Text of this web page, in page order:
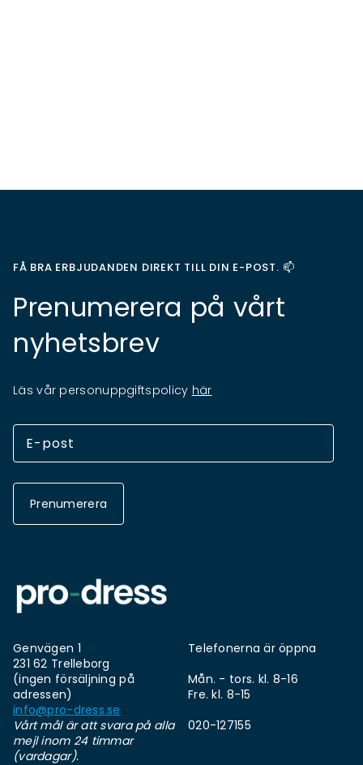
FÅ BRA ERBJUDANDEN DIREKT TILL DIN E-POST. 📫
Prenumerera på vårt
nyhetsbrev
Läs vår personuppgiftspolicy här
Prenumerera
Genvägen 1
231 62 Trelleborg
(ingen försäljning på
adressen)
info@pro-dress.se
Vårt mål är att svara på alla
mejl inom 24 timmar
(vardagar).
Telefonerna är öppna
Mån. - tors. kl. 8-16
Fre. kl. 8-15
020-127155